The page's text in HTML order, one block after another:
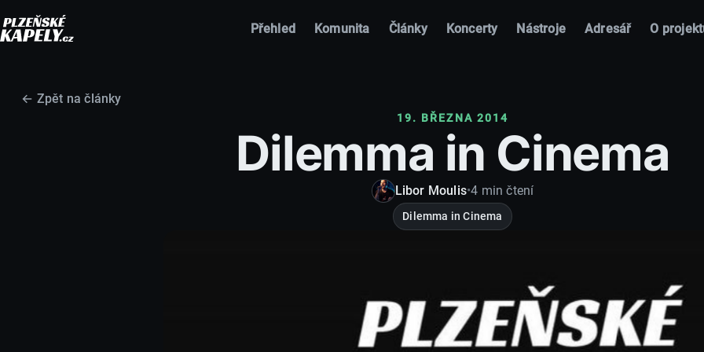
Přehled Komunita Články Koncerty Nástroje Adresář O
← Zpět na články
19. BŘEZNA 2014
Dilemma in Cinema
Libor Moulis•4 min čtení
Dilemma in Cinema